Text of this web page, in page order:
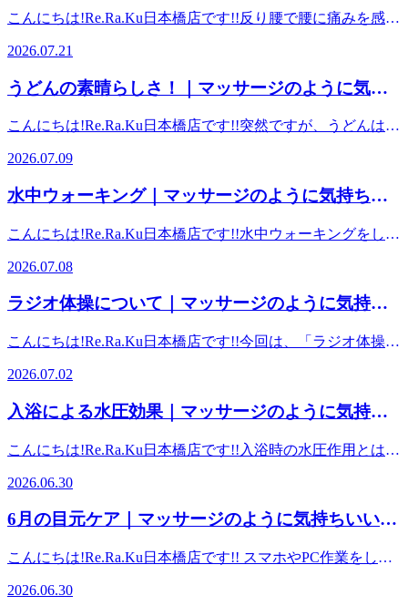
駅,日本橋駅,大手町駅,三越前駅すぐ】
こんにちは!Re.Ra.Ku日本橋店です!!反り腰で腰に痛みを感じ
【腸腰筋】を緩めてあげる!!この筋肉がとても重要です。
【腸腰筋（ちょうようきん）】とは、腰椎（背骨）や骨盤の
内側から太ももの骨の内側にかけて伸びる深層筋肉（インナ
肉であり、歩行時の脚の引き上げや、良い姿勢（背骨のS字
カーブ）を保つための重要な役割を担っています。 反り腰
の筋肉が縮んで硬くなり、腸腰筋（股関節の付け根のインナ
ーマッスル）が骨盤を前方に引っ張り、前傾させることで引
き起こされます。この状態を放置すると、慢性的な腰痛や下
チをしたり、トレーニングで筋力を鍛えることにより腸腰筋
痛にお困りの方は、ぜひこの【腸腰筋】を気にかけてみて下
す。 ご予約はこちらから（あじさいをクリック！！） ■周
A７ 出口直結】【コレド日本橋徒歩3分】【日本橋高島屋徒
歩3分】【各JR線東京駅日本橋口徒歩5分/東京駅八重洲北口
徒歩5分/東京駅八重洲口徒歩7分】【東海道・山陽新幹線東
京駅日本橋口より徒歩5分】【東京メトロ東西線大手町駅東
改札徒歩7分/大手町駅B10出口へお進み下さい】【東京メト
ロ丸の内線大手町駅東改札徒歩7分/大手町駅B10出口へお進
手町駅B10出口へお進み下さい】【東京メトロ千代田線大手
町駅東改札徒歩7分/大手町駅B10出口へお進み下さい】【東
京メトロ銀座線三越前駅A4出口徒歩4分】【東京メトロ半蔵
【コレド室町徒歩5分】【東京メトロ銀座線京橋駅より１
2026.07.21
うどんの素晴らしさ！｜マッサージのように気持
京駅,日本橋駅,大手町駅,三越前駅すぐ】
こんにちは!Re.Ra.Ku日本橋店です!!突然ですが、うどんはお
夏バテなどで食欲が落ちてしまった際にも手軽に食べられる
「うどん」のすばらしさについて今回はお伝えしたいと思い
ます。 うどんは「消化が良く、即効性のエネルギー源にな
く、消化吸収がとても早いです。風邪を引いたり食欲がない
時や、胃腸が不調な時でも無理なく栄養補給が出来ます。体
調を崩し治りかけの時に、まずはうどんから食べてみて徐々
に通常の食生活に戻してみる…という経験をされた方もいら
っしゃるのではないでしょうか。また、１００ｇあたりのカ
ロリーや糖質量が白米や蕎麦よりも低いため、適量であれば
クラ→輪切りにしてのせると、見た目にも可愛いうどんの出
来ると言われています。納豆をプラスするのもオススメで
→牛肉や豚肉を甘辛く煮てうどんにトッピングするだけで、
す。 注意点・塩分の取りすぎうどんのつゆには多くの塩分
が含まれています。つゆを飲み干す習慣がある方は1日の塩
分摂取量をオーバーしやすいため、注意しましょう。・血糖
値の急上つるつると嚙まずに飲み込んでしまうと、血糖値が
急激に上昇すると言われています。単品での摂取を避け、肉
うどんや卵とじうどんなど、脂質やタンパク質を一緒に摂る
2026.07.09
水中ウォーキング｜マッサージのように気持ちい
日本橋駅,大手町駅,三越前駅すぐ】
こんにちは!Re.Ra.Ku日本橋店です!!水中ウォーキングをして
節や腰への負担を軽減しつつ、「抵抗」と「水圧」によって
陸上よりも高い消費カロリーを得られる有酸素運動です。泳
げない方でも安全に実践でき、ダイエットやリハビリに最適
い程度が継続のコツです）。健康維持なら週1回〜、ダイエ
ットや筋力アップを目指す場合は週2〜3回が理想的とされて
ク！！） ■周辺駅、観光名所からのアクセス■【東京メトロ
各線日本橋駅 A７ 出口直結】【コレド日本橋徒歩3分】【日
本橋高島屋徒歩3分】【各JR線東京駅日本橋口徒歩5分/東京
山陽新幹線東京駅日本橋口より徒歩5分】【東京メトロ東西
い】【東京メトロ丸の内線大手町駅東改札徒歩7分/大手町駅
改札徒歩7分/大手町駅B10出口へお進み下さい】【東京メト
み下さい】【東京メトロ銀座線三越前駅A4出口徒歩4分】
2026.07.08
ラジオ体操について｜マッサージのように気持ち
駅,日本橋駅,大手町駅,三越前駅すぐ】
こんにちは!Re.Ra.Ku日本橋店です!!今回は、「ラジオ体操」
の「ラジオ体操」たった３分間で、全身の筋肉や関節をまん
べんなく動かすことができると言われています。基礎代謝の
向上、血行促進などが期待でき、定期的に続けることで生活
かなか運動する暇がない！まとまった時間が取れない！とい
う方も沢山おられると思いますが、３分で手軽に運動できる
というメリットがあるので、続けやすいのではないでしょう
か。 ここで、ラジオ体操第一と第二の特徴や違いについ
て、考えてみたいと思います。～ ラジオ体操第一 ～子供
からお年寄りまで老若男女にオススメの基本体操です。ゆっ
ます。日常生活で凝り固まった筋肉をほぐし、血流を促すこ
2026.07.02
入浴による水圧効果｜マッサージのように気持ち
駅,日本橋駅,大手町駅,三越前駅すぐ】
こんにちは!Re.Ra.Ku日本橋店です!!入浴時の水圧作用とは、
的な力のことです。血液やリンパが心臓へ押し戻されるた
め、全身の血流が改善し、足のむくみ解消などの効果が期待
できます。半身浴ではなく肩までしっかりと入るのがオスス
（特に足）に滞っていた血液やリンパ液が、水圧で押し上げ
られて心臓へ一気に戻るため、むくみ改善に効果がありま
2026.06.30
6月の目元ケア｜マッサージのように気持ちいい、
橋駅,大手町駅,三越前駅すぐ】
こんにちは!Re.Ra.Ku日本橋店です!! スマホやPC作業をして
じる事はありませんか？実は、6月は気圧の変化や日照時間
2026.06.30